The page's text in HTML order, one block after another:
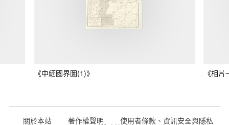
《中緬國界圖(1)》 《相
關於本站 著作權聲明 使用者條款、資訊安全與隱私